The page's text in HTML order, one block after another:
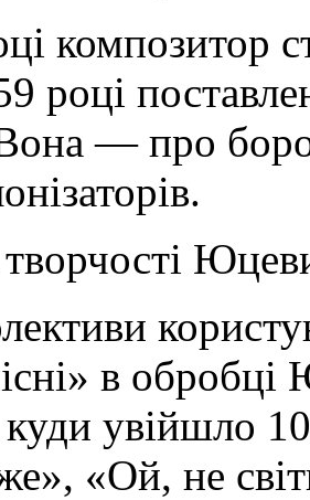
композитор
році
— про
в
увійшло
«Ой, не